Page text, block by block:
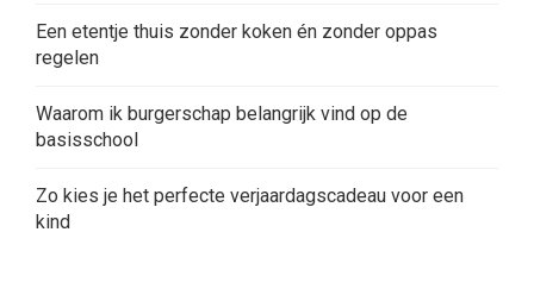
Een etentje thuis zonder koken én zonder oppas
regelen
Waarom ik burgerschap belangrijk vind op de
basisschool
Zo kies je het perfecte verjaardagscadeau voor een
kind